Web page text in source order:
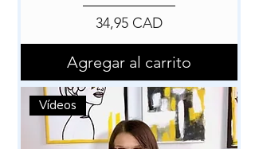
Precio
34,95 CAD
Agregar al carrito
Vídeos